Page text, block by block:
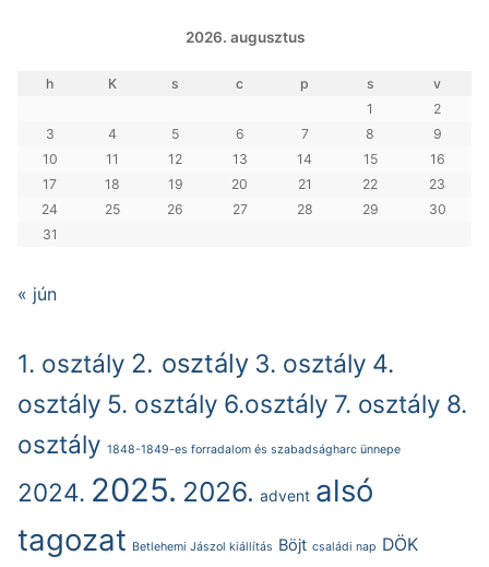
2026. augusztus
h K s c p s
v
1
2
3
4 5 6 7 8
9
10
11 12 13 14 15
16
17
18 19 20 21 22
23
24
25 26 27 28 29
30
31
« jún
1. osztály 2. osztály 3. osztály 4.
osztály 5. osztály 6.osztály 7. osztály 8.
osztály 1848-1849-es forradalom és szabadságharc ünnepe
2024. 2025. 2026. advent alsó
tagozat Betlehemi Jászol kiállítás Böjt családi nap DÖK